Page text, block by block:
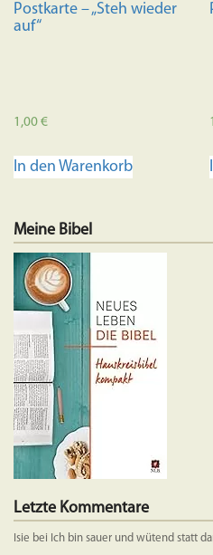
Postkarte – „Steh wieder
auf“
1,00€
In den Warenkorb
Meine Bibel
Letzte Kommentare
Isie bei Ich bin sauer und wütend statt